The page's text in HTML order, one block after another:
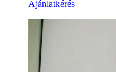
Ajánlatkérés